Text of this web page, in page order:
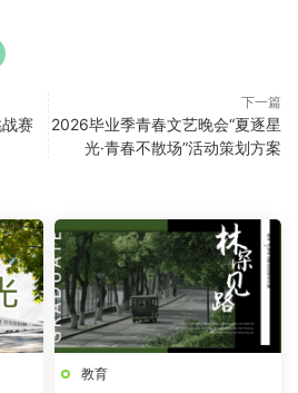
赛
下一篇
2026毕业季青春文艺晚会“夏逐星
光·青春不散场”活动策划方案
教育